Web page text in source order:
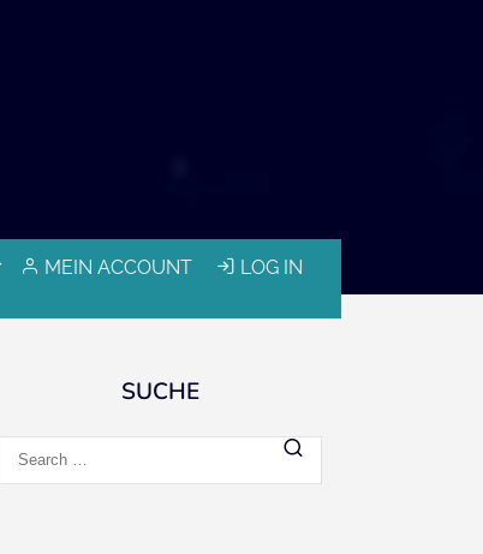
MEIN ACCOUNT LOG IN
SUCHE
for: